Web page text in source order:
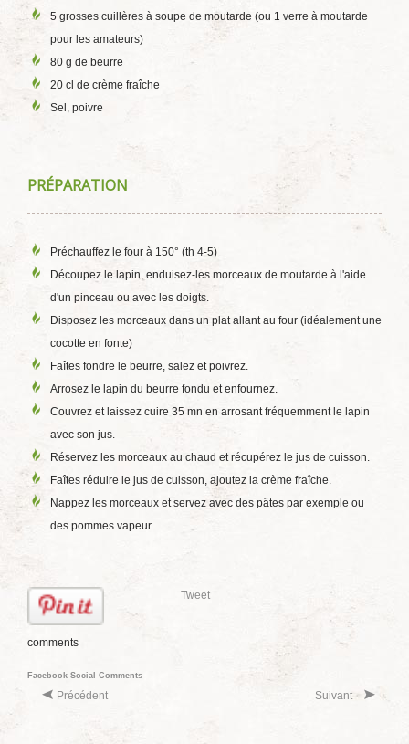
5 grosses cuillères à soupe de moutarde (ou 1 verre à moutarde
pour les amateurs)
80 g de beurre
20 cl de crème fraîche
Sel, poivre
PRÉPARATION
Préchauffez le four à 150° (th 4-5)
Découpez le lapin, enduisez-les morceaux de moutarde à l'aide
d'un pinceau ou avec les doigts.
Disposez les morceaux dans un plat allant au four (idéalement une
cocotte en fonte)
Faîtes fondre le beurre, salez et poivrez.
Arrosez le lapin du beurre fondu et enfournez.
Couvrez et laissez cuire 35 mn en arrosant fréquemment le lapin
avec son jus.
Réservez les morceaux au chaud et récupérez le jus de cuisson.
Faîtes réduire le jus de cuisson, ajoutez la crème fraîche.
Nappez les morceaux et servez avec des pâtes par exemple ou
des pommes vapeur.
Tweet
comments
Facebook Social Comments
Précédent Suivant